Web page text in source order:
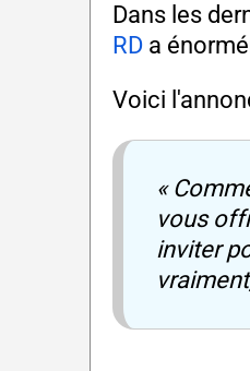
Dans les
RD a
Voici
«
vous
inviter